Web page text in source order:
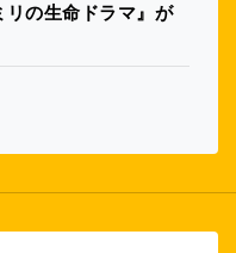
の生命ドラマ』が